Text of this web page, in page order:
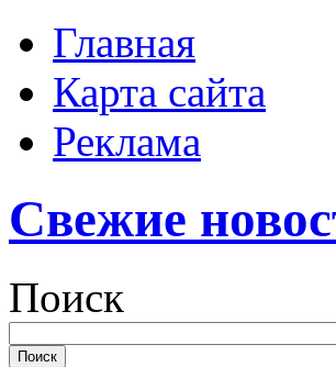
Главная
Карта сайта
Реклама
Свежие
Поиск